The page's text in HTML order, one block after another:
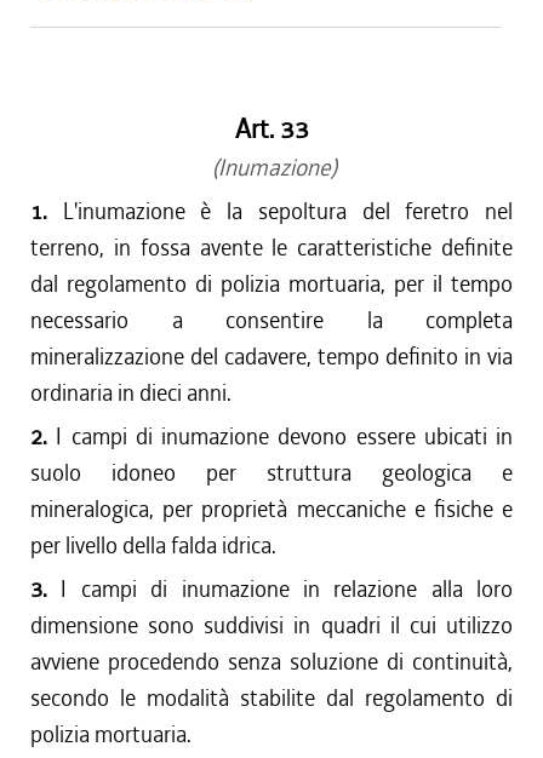
Art. 33
(Inumazione)
1. L'inumazione è la sepoltura del feretro nel
terreno, in fossa avente le caratteristiche definite
dal regolamento di polizia mortuaria, per il tempo
necessario a consentire la completa
mineralizzazione del cadavere, tempo definito in via
ordinaria in dieci anni.
2. I campi di inumazione devono essere ubicati in
suolo idoneo per struttura geologica e
mineralogica, per proprietà meccaniche e fisiche e
per livello della falda idrica.
3. I campi di inumazione in relazione alla loro
dimensione sono suddivisi in quadri il cui utilizzo
avviene procedendo senza soluzione di continuità,
secondo le modalità stabilite dal regolamento di
polizia mortuaria.